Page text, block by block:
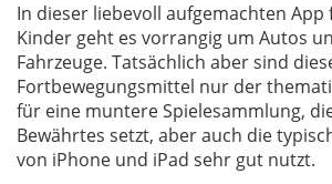
In dieser liebevoll aufgemachten
Kinder geht es vorrangig um Autos
Fahrzeuge. Tatsächlich aber sind
Fortbewegungsmittel nur der
für eine muntere Spielesammlung,
Bewährtes setzt, aber auch die
von iPhone und iPad sehr gut nutzt.